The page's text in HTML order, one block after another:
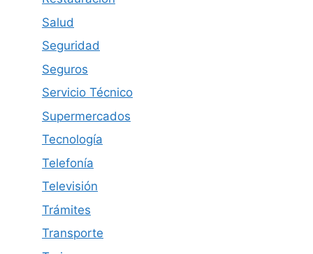
Salud
Seguridad
Seguros
Servicio Técnico
Supermercados
Tecnología
Telefonía
Televisión
Trámites
Transporte